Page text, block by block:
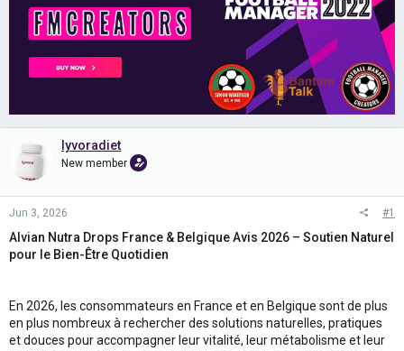
lyvoradiet
New member
Jun 3, 2026 #1
Alvian Nutra Drops France & Belgique Avis 2026 – Soutien Naturel
pour le Bien-Être Quotidien
En 2026, les consommateurs en France et en Belgique sont de plus
en plus nombreux à rechercher des solutions naturelles, pratiques
et douces pour accompagner leur vitalité, leur métabolisme et leur